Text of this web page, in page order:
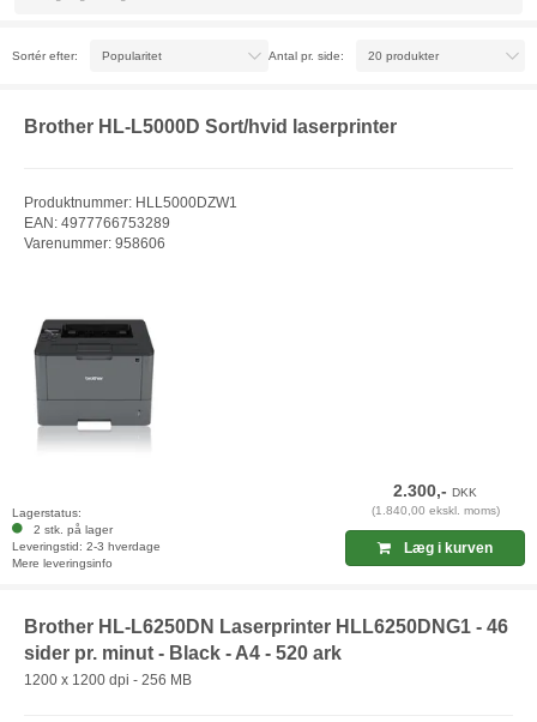
Sortér efter: Antal pr. side:
Brother HL-L5000D Sort/hvid laserprinter
Produktnummer: HLL5000DZW1
EAN: 4977766753289
Varenummer: 958606
Lagerstatus:
2 stk. på lager
Leveringstid: 2-3 hverdage
Mere leveringsinfo
2.300,-DKK
(1.840,00 ekskl. moms)
Læg i kurven
Brother HL-L6250DN Laserprinter HLL6250DNG1 - 46
sider pr. minut - Black - A4 - 520 ark
1200 x 1200 dpi - 256 MB